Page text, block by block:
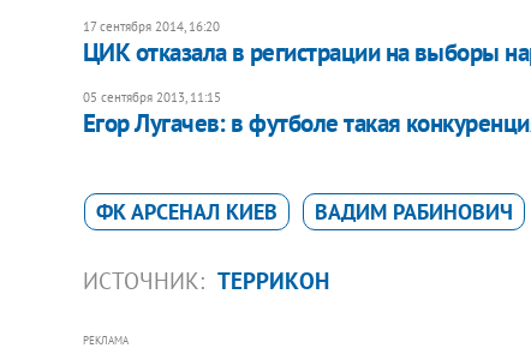
17 сентября 2014, 16:20
ЦИК отказала в регистрации на выборы
05 сентября 2013, 11:15
Егор Лугачев: в футболе такая
ФК АРСЕНАЛ КИЕВ ВАДИМ РАБИНОВИЧ
ИСТОЧНИК: ТЕРРИКОН
РЕКЛАМА